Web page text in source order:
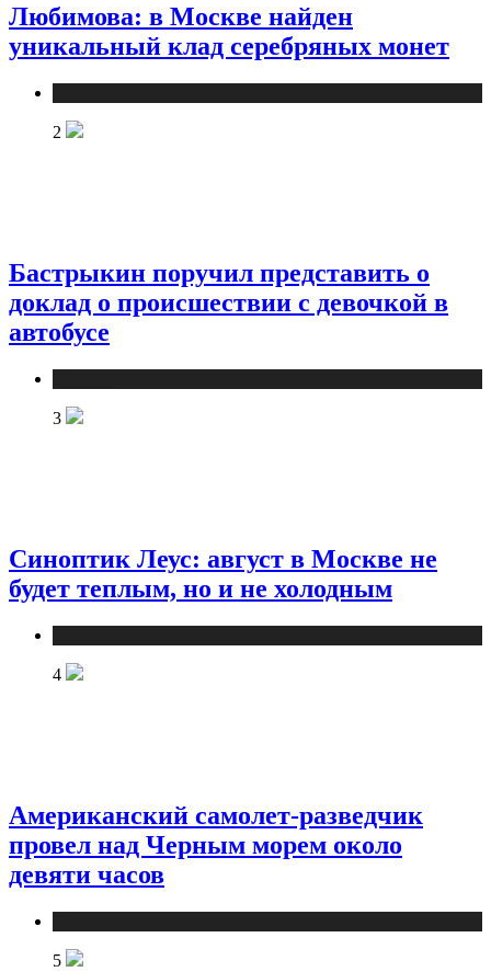
Любимова: в Москве найден
уникальный клад серебряных монет
2
Бастрыкин поручил представить о
доклад о происшествии с девочкой в
автобусе
3
Синоптик Леус: август в Москве не
будет теплым, но и не холодным
4
Американский самолет-разведчик
провел над Черным морем около
девяти часов
5